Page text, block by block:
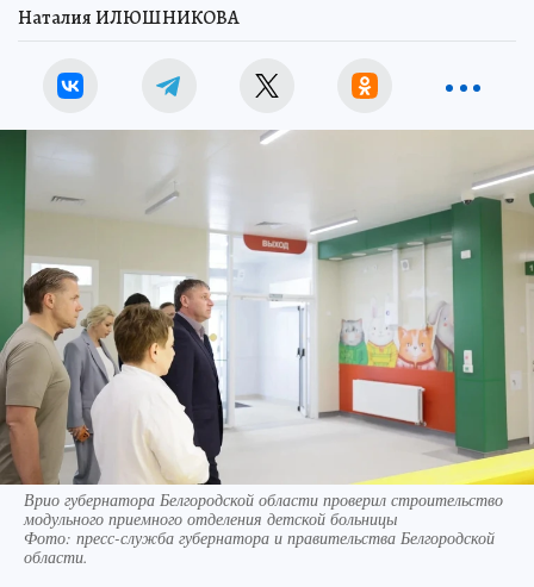
Наталия ИЛЮШНИКОВА
Врио губернатора Белгородской области проверил строительство
модульного приемного отделения детской больницы
Фото: пресс-служба губернатора и правительства Белгородской
области.